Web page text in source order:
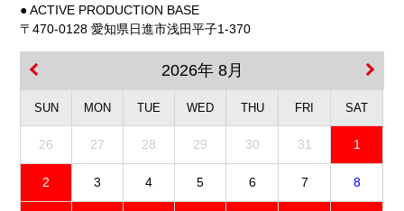
● ACTIVE PRODUCTION BASE
〒470-0128 愛知県日進市浅田平子1-370
2026年 8月
SUN MON TUE WED THU FRI SAT
26 27 28 29 30 31 1
2 3 4 5 6 7 8